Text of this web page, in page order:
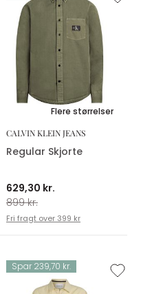
Flere størrelser
CALVIN KLEIN JEANS
Regular Skjorte
629,30 kr.
899 kr.
Fri fragt over 399 kr
Spar 239,70 kr.